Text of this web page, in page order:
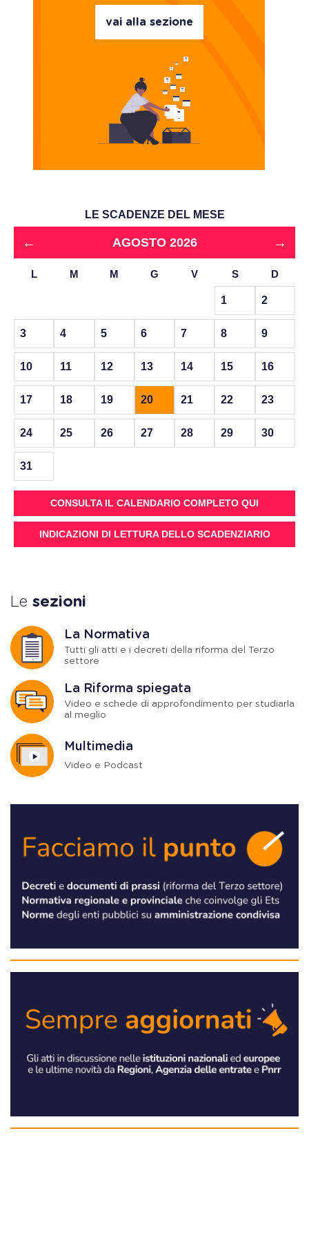
vai alla sezione
LE SCADENZE DEL MESE
← AGOSTO 2026 →
L M M G V S D
1 2
3 4 5 6 7 8 9
10 11 12 13 14 15 16
17 18 19 20 21 22 23
24 25 26 27 28 29 30
31
CONSULTA IL CALENDARIO COMPLETO QUI
INDICAZIONI DI LETTURA DELLO SCADENZIARIO
Le sezioni
La Normativa
Tutti gli atti e i decreti della riforma del Terzo
settore
La Riforma spiegata
Video e schede di approfondimento per studiarla
al meglio
Multimedia
Video e Podcast